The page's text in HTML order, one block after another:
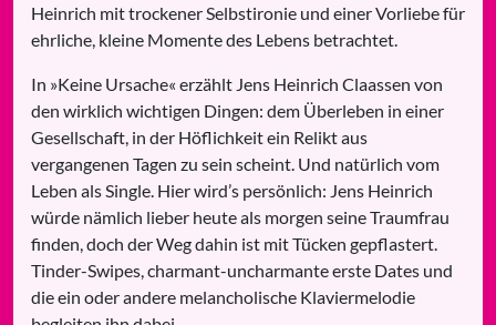
Heinrich mit trockener Selbstironie und einer Vorliebe für
ehrliche, kleine Momente des Lebens betrachtet.
In »Keine Ursache« erzählt Jens Heinrich Claassen von
den wirklich wichtigen Dingen: dem Überleben in einer
Gesellschaft, in der Höflichkeit ein Relikt aus
vergangenen Tagen zu sein scheint. Und natürlich vom
Leben als Single. Hier wird’s persönlich: Jens Heinrich
würde nämlich lieber heute als morgen seine Traumfrau
finden, doch der Weg dahin ist mit Tücken gepflastert.
Tinder-Swipes, charmant-uncharmante erste Dates und
die ein oder andere melancholische Klaviermelodie